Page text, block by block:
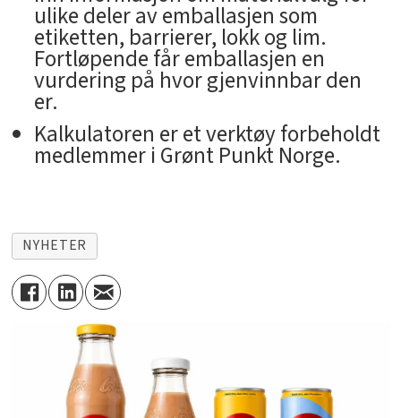
ulike deler av emballasjen som
etiketten, barrierer, lokk og lim.
Fortløpende får emballasjen en
vurdering på hvor gjenvinnbar den
er.
Kalkulatoren er et verktøy forbeholdt
medlemmer i Grønt Punkt Norge.
NYHETER